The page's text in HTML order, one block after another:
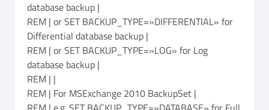
database backup |
REM | or SET BACKUP_TYPE=»DIFFERENTIAL» for
Differential database backup |
REM | or SET BACKUP_TYPE=»LOG» for Log
database backup |
REM | |
REM | For MSExchange 2010 BackupSet |